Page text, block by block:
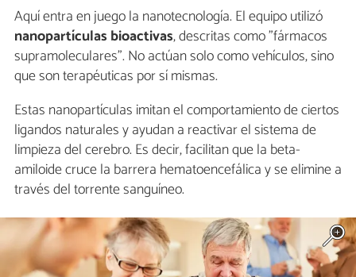
Aquí entra en juego la nanotecnología. El equipo utilizó
nanopartículas bioactivas, descritas como "fármacos
supramoleculares". No actúan solo como vehículos, sino
que son terapéuticas por sí mismas.
Estas nanopartículas imitan el comportamiento de ciertos
ligandos naturales y ayudan a reactivar el sistema de
limpieza del cerebro. Es decir, facilitan que la beta-
amiloide cruce la barrera hematoencefálica y se elimine a
través del torrente sanguíneo.